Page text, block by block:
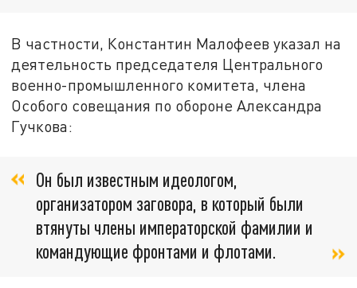
В частности, Константин Малофеев указал на
деятельность председателя Центрального
военно-промышленного комитета, члена
Особого совещания по обороне Александра
Гучкова:
Он был известным идеологом,
организатором заговора, в который были
втянуты члены императорской фамилии и
командующие фронтами и флотами.